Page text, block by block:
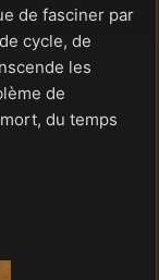
de fasciner par
cycle, de
les
de
du temps